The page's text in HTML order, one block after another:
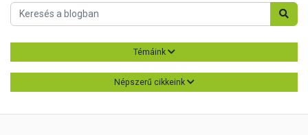
Témáink
Népszerű cikkeink